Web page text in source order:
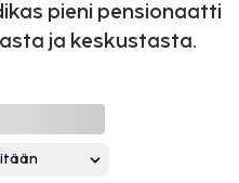
pieni pensionaatti
ja keskustasta.